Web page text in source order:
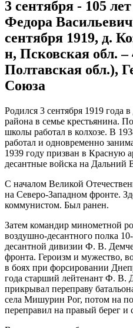
3 сентября - 105
Федора
сентября 1919, д.
н, Псковская обл. –
Полтавская обл.),
Союза
Родился 3 сентября 1919 года
района в семье крестьянина.
школы работал в колхозе. В
работал и одновременно
1939 году призван в Красную
десантные войска на Дальний
С началом Великой
на Северо-Западном фронте.
коммунистом. Был ранен.
Затем командир минометной
воздушно-десантного полка
десантной дивизии Ф. В.
фронта. Героизм и мужество,
в боях при форсировании
года старший лейтенант Ф. В.
прикрывал переправу
села Мишурин Рог, потом на
переправил на правый берег и